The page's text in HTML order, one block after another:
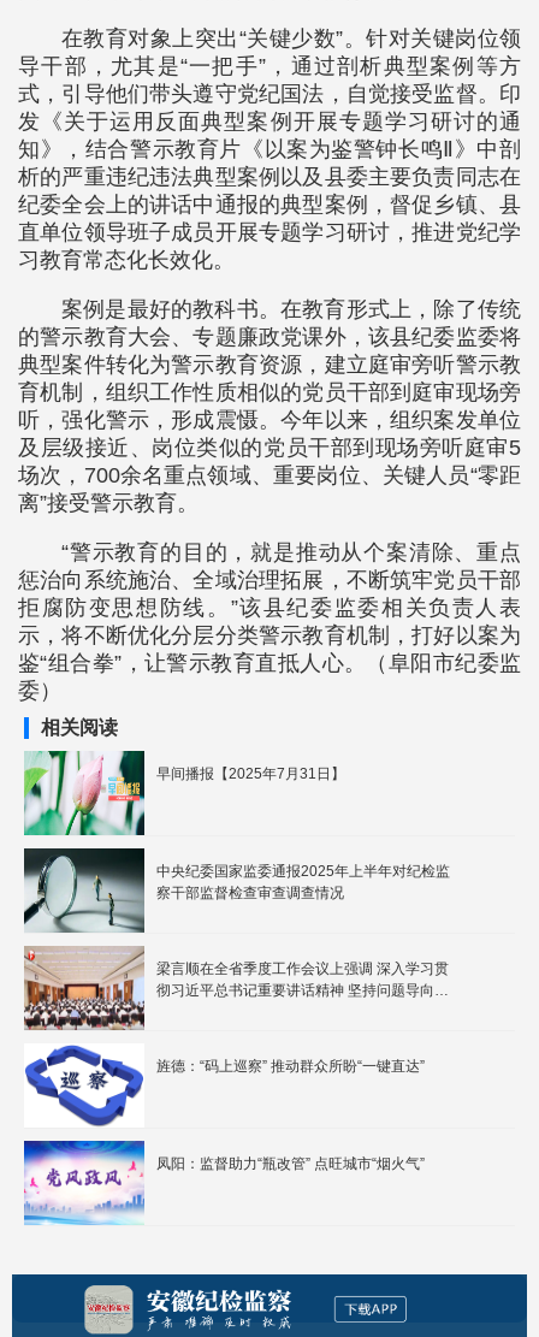
在教育对象上突出“关键少数”。针对关键岗位领
导干部，尤其是“一把手”，通过剖析典型案例等方
式，引导他们带头遵守党纪国法，自觉接受监督。印
发《关于运用反面典型案例开展专题学习研讨的通
知》，结合警示教育片《以案为鉴警钟长鸣Ⅱ》中剖
析的严重违纪违法典型案例以及县委主要负责同志在
纪委全会上的讲话中通报的典型案例，督促乡镇、县
直单位领导班子成员开展专题学习研讨，推进党纪学
习教育常态化长效化。
案例是最好的教科书。在教育形式上，除了传统
的警示教育大会、专题廉政党课外，该县纪委监委将
典型案件转化为警示教育资源，建立庭审旁听警示教
育机制，组织工作性质相似的党员干部到庭审现场旁
听，强化警示，形成震慑。今年以来，组织案发单位
及层级接近、岗位类似的党员干部到现场旁听庭审5
场次，700余名重点领域、重要岗位、关键人员“零距
离”接受警示教育。
“警示教育的目的，就是推动从个案清除、重点
惩治向系统施治、全域治理拓展，不断筑牢党员干部
拒腐防变思想防线。”该县纪委监委相关负责人表
示，将不断优化分层分类警示教育机制，打好以案为
鉴“组合拳”，让警示教育直抵人心。（阜阳市纪委监
委）
相关阅读
早间播报【2025年7月31日】
中央纪委国家监委通报2025年上半年对纪检监
察干部监督检查审查调查情况
梁言顺在全省季度工作会议上强调 深入学习贯
彻习近平总书记重要讲话精神 坚持问题导向以
旌德：“码上巡察” 推动群众所盼“一键直达”
凤阳：监督助力“瓶改管” 点旺城市“烟火气”